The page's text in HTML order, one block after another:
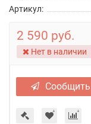
Артикул:
2 590 руб.
Нет в наличии
Сообщить